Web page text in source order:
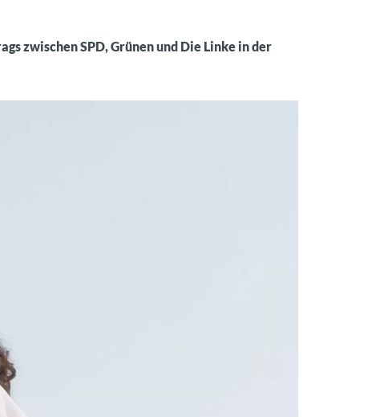
zwischen SPD, Grünen und Die Linke in der